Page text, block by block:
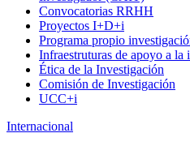
Convocatorias RRHH
Proyectos I+D+i
Programa propio
Infraestruturas de apoyo a la
Ética de la Investigación
Comisión de Investigación
UCC+i
Internacional